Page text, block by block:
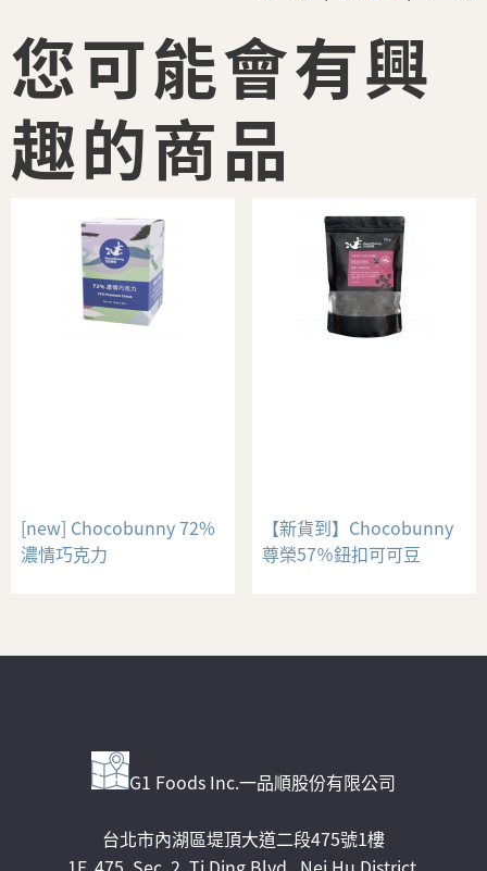
您可能會有興
趣的商品
[new] Chocobunny 72%
濃情巧克力
【新貨到】Chocobunny
尊榮57％鈕扣可可豆
G1 Foods Inc.一品順股份有限公司
台北市內湖區堤頂大道二段475號1樓